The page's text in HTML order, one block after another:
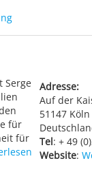
Serge
für
für
Adresse:
Auf der
51147 Köln
Tel: + 49
Website: